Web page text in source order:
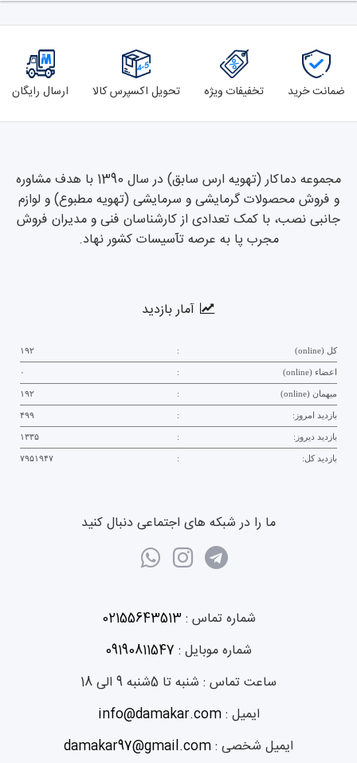
ضمانت خرید تخفیفات ویژه تحویل اکسپرس کالا ارسال رایگان
مجموعه دماکار (تهویه ارس سابق) در سال 1390 با هدف مشاوره
و فروش محصولات گرمایشی و سرمایشی (تهویه مطبوع) و لوازم
جانبی نصب، با کمک تعدادی از کارشناسان فنی و مدیران فروش
مجرب پا به عرصه تآسیسات کشور نهاد.
آمار بازدید
کل (online) : ۱۹۲
اعضاء (online) : ۰
میهمان (online) : ۱۹۲
بازدید امروز: : ۴۹۹
بازدید دیروز: : ۱۳۳۵
بازدید کل: : ۷۹۵۱۹۴۷
ما را در شبکه های اجتماعی دنبال کنید
شماره تماس : 02155643513
شماره موبایل : 09190811547
ساعت تماس : شنبه تا 5شنبه 9 الی 18
ایمیل :info@damakar.com
ایمیل شخصی : damakar97@gmail.com